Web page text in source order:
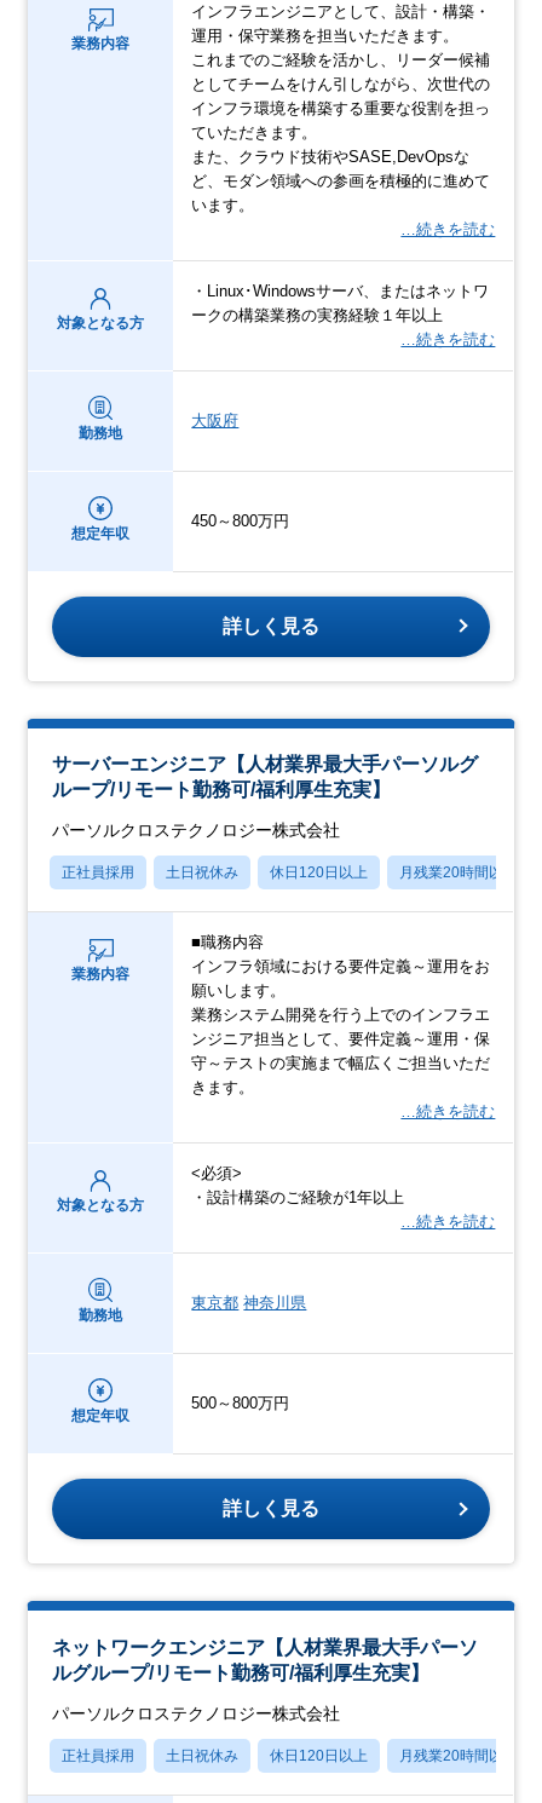
業務内容
インフラエンジニアとして、設計・構築・
運用・保守業務を担当いただきます。
これまでのご経験を活かし、リーダー候補
としてチームをけん引しながら、次世代の
インフラ環境を構築する重要な役割を担っ
ていただきます。
また、クラウド技術やSASE,DevOpsな
ど、モダン領域への参画を積極的に進めて
います。
…続きを読む
対象となる方
・Linux･Windowsサーバ、またはネットワ
ークの構築業務の実務経験１年以上
…続きを読む
勤務地
大阪府
想定年収
450～800万円
詳しく見る
サーバーエンジニア【人材業界最大手パーソルグ
ループ/リモート勤務可/福利厚生充実】
パーソルクロステクノロジー株式会社
正社員採用 土日祝休み 休日120日以上 月残業20時間以内
業務内容
■職務内容
インフラ領域における要件定義～運用をお
願いします。
業務システム開発を行う上でのインフラエ
ンジニア担当として、要件定義～運用・保
守～テストの実施まで幅広くご担当いただ
きます。
…続きを読む
対象となる方
<必須>
・設計構築のご経験が1年以上
…続きを読む
勤務地
東京都 神奈川県
想定年収
500～800万円
詳しく見る
ネットワークエンジニア【人材業界最大手パーソ
ルグループ/リモート勤務可/福利厚生充実】
パーソルクロステクノロジー株式会社
正社員採用 土日祝休み 休日120日以上 月残業20時間以内